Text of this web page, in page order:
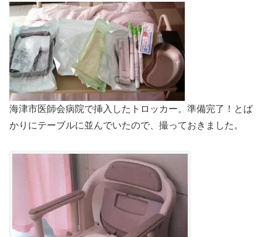
海津市医師会病院で挿入したトロッカー。準備完了！とば
かりにテーブルに並んでいたので、撮っておきました。